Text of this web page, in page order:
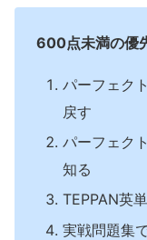
600点未満の優
パーフェク
戻す
パーフェク
知る
TEPPAN英
実戦問題集